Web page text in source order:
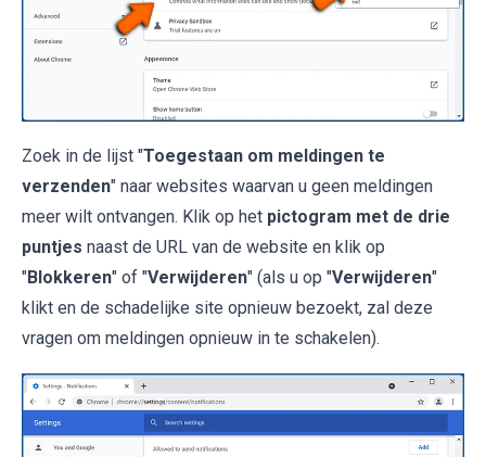
Zoek in de lijst "Toegestaan om meldingen te
verzenden" naar websites waarvan u geen meldingen
meer wilt ontvangen. Klik op het pictogram met de drie
puntjes naast de URL van de website en klik op
"Blokkeren" of "Verwijderen" (als u op "Verwijderen"
klikt en de schadelijke site opnieuw bezoekt, zal deze
vragen om meldingen opnieuw in te schakelen).